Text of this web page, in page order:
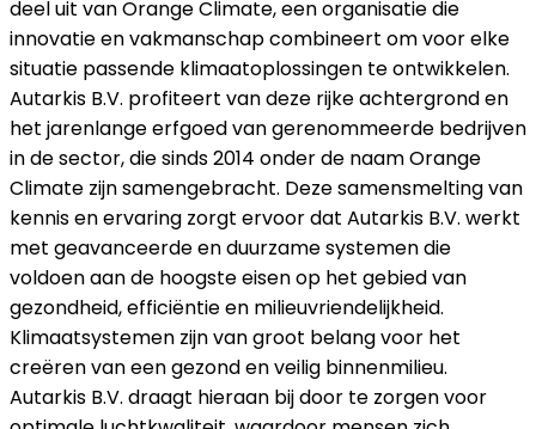
deel uit van Orange Climate, een organisatie die
innovatie en vakmanschap combineert om voor elke
situatie passende klimaatoplossingen te ontwikkelen.
Autarkis B.V. profiteert van deze rijke achtergrond en
het jarenlange erfgoed van gerenommeerde bedrijven
in de sector, die sinds 2014 onder de naam Orange
Climate zijn samengebracht. Deze samensmelting van
kennis en ervaring zorgt ervoor dat Autarkis B.V. werkt
met geavanceerde en duurzame systemen die
voldoen aan de hoogste eisen op het gebied van
gezondheid, efficiëntie en milieuvriendelijkheid.
Klimaatsystemen zijn van groot belang voor het
creëren van een gezond en veilig binnenmilieu.
Autarkis B.V. draagt hieraan bij door te zorgen voor